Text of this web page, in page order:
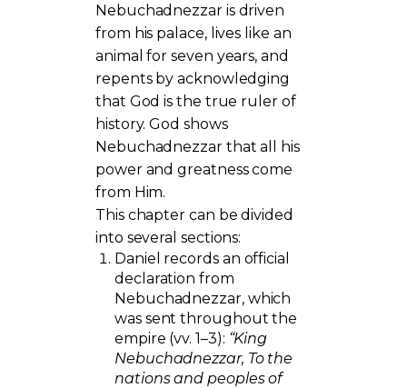
Nebuchadnezzar is driven
from his palace, lives like an
animal for seven years, and
repents by acknowledging
that God is the true ruler of
history. God shows
Nebuchadnezzar that all his
power and greatness come
from Him.
This chapter can be divided
into several sections:
Daniel records an official
declaration from
Nebuchadnezzar, which
was sent throughout the
empire (vv. 1–3): “King
Nebuchadnezzar, To the
nations and peoples of